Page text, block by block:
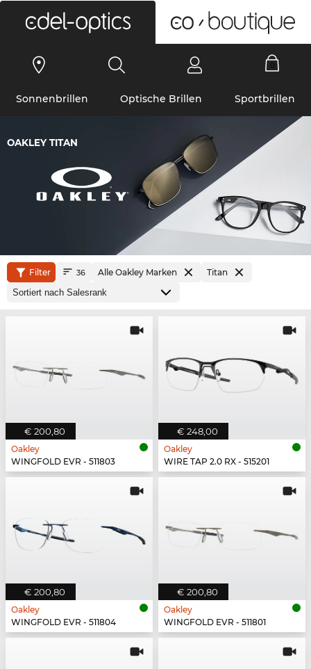
Sonnenbrillen Optische Brillen Sportbrillen
OAKLEY TITAN
Filter 36 Alle Oakley Marken Titan
€ 200,80
Oakley
WINGFOLD EVR - 511803
€ 248,00
Oakley
WIRE TAP 2.0 RX - 515201
€ 200,80
Oakley
WINGFOLD EVR - 511804
€ 200,80
Oakley
WINGFOLD EVR - 511801